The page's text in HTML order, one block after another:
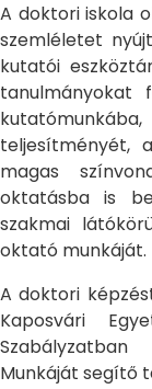
A doktori iskola
szemléletet
kutatói
tanulmányokat
teljesítményét,
magas
oktatásba is
szakmai
oktató munkáját.
A doktori
Kaposvári
Munkáját segítő